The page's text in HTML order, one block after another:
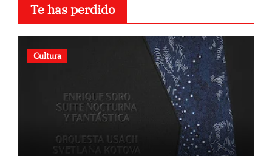
Te has perdido
Cultura